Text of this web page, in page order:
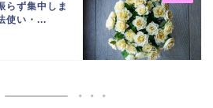
らず集中しま
使い・...